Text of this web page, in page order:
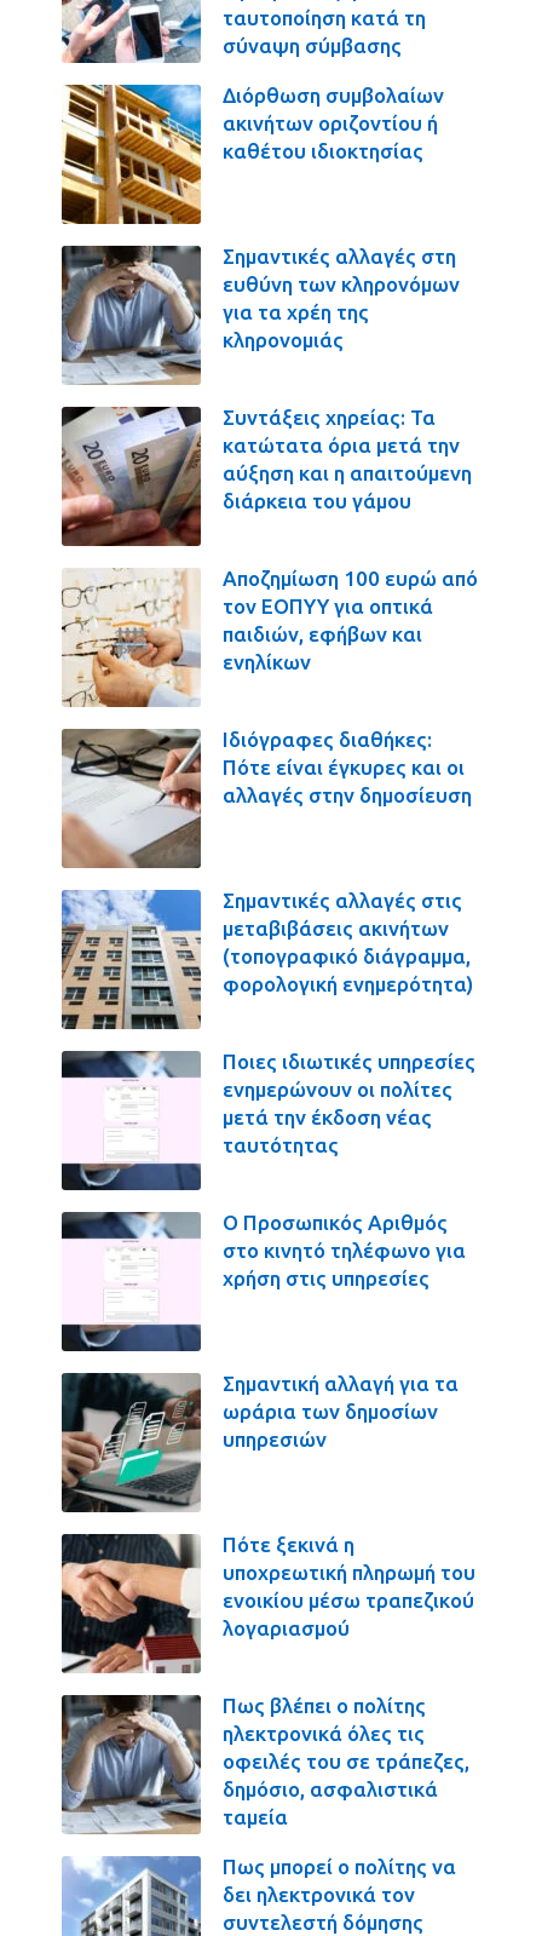
ταυτοποίηση κατά τη
σύναψη σύμβασης
Διόρθωση συμβολαίων
ακινήτων οριζοντίου ή
καθέτου ιδιοκτησίας
Σημαντικές αλλαγές στη
ευθύνη των κληρονόμων
για τα χρέη της
κληρονομιάς
Συντάξεις χηρείας: Τα
κατώτατα όρια μετά την
αύξηση και η απαιτούμενη
διάρκεια του γάμου
Αποζημίωση 100 ευρώ από
τον ΕΟΠΥΥ για οπτικά
παιδιών, εφήβων και
ενηλίκων
Ιδιόγραφες διαθήκες:
Πότε είναι έγκυρες και οι
αλλαγές στην δημοσίευση
Σημαντικές αλλαγές στις
μεταβιβάσεις ακινήτων
(τοπογραφικό διάγραμμα,
φορολογική ενημερότητα)
Ποιες ιδιωτικές υπηρεσίες
ενημερώνουν οι πολίτες
μετά την έκδοση νέας
ταυτότητας
Ο Προσωπικός Αριθμός
στο κινητό τηλέφωνο για
χρήση στις υπηρεσίες
Σημαντική αλλαγή για τα
ωράρια των δημοσίων
υπηρεσιών
Πότε ξεκινά η
υποχρεωτική πληρωμή του
ενοικίου μέσω τραπεζικού
λογαριασμού
Πως βλέπει ο πολίτης
ηλεκτρονικά όλες τις
οφειλές του σε τράπεζες,
δημόσιο, ασφαλιστικά
ταμεία
Πως μπορεί ο πολίτης να
δει ηλεκτρονικά τον
συντελεστή δόμησης